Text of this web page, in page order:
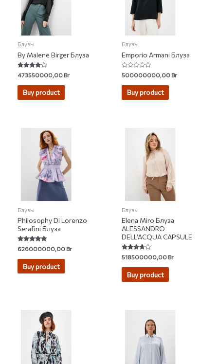
Блузы
By Malene Birger Блуза
Rated
4.00
out of 5
473550000,00Br
Buy product
Блузы
Emporio Armani Блуза
Rated
0
out
500000000,00Br
Buy product
Блузы
Philosophy Di Lorenzo
Serafini Блуза
Rated
5.00
out of 5
626000000,00Br
Buy product
Блузы
Elena Miro Блуза
ALESSANDRO
DELL’ACQUA CAPSULE
Rated
3.50
out of 5
518500000,00Br
Buy product